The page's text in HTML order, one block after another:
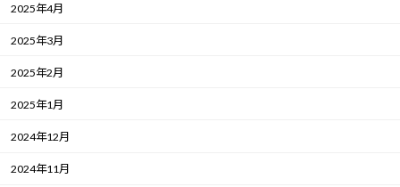
2025年4月
2025年3月
2025年2月
2025年1月
2024年12月
2024年11月